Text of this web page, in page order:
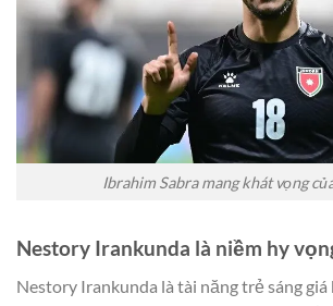
Ibrahim Sabra mang khát vọng
Nestory Irankunda là niềm hy
Nestory Irankunda là tài năng trẻ sáng giá